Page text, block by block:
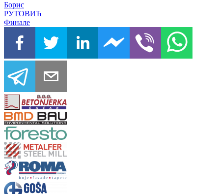
Борис
РУТОВИЋ
Финале